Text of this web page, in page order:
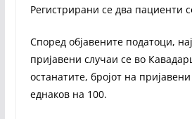
Регистрирани се два пациенти
Според објавените податоци,
пријавени случаи се во
останатите, бројот на
еднаков на 100.